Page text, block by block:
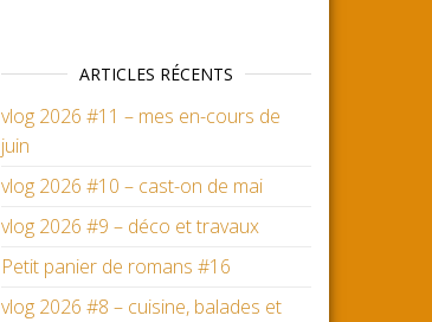
ARTICLES RÉCENTS
vlog 2026 #11 – mes en-cours de
juin
vlog 2026 #10 – cast-on de mai
vlog 2026 #9 – déco et travaux
Petit panier de romans #16
vlog 2026 #8 – cuisine, balades et